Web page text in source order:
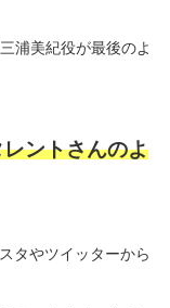
三浦美紀役が最後のよ
ントさんのよ
タやツイッターから